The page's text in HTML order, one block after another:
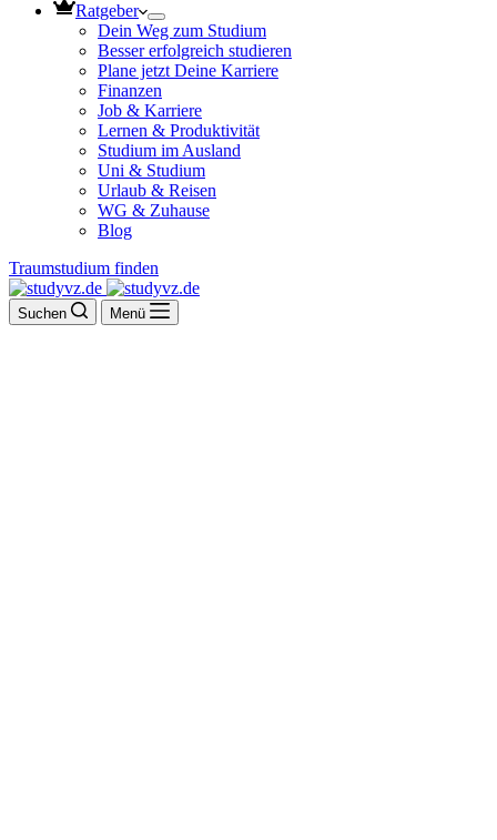
Ratgeber
Dein Weg zum Studium
Besser erfolgreich studieren
Plane jetzt Deine Karriere
Finanzen
Job & Karriere
Lernen & Produktivität
Studium im Ausland
Uni & Studium
Urlaub & Reisen
WG & Zuhause
Blog
Traumstudium finden
Suchen Menü